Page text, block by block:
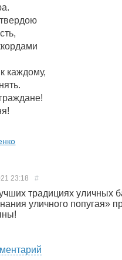
каждому,
23:18 #
традициях уличных
уличного попугая»